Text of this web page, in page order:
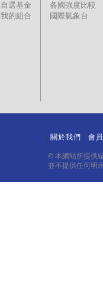
自選基金
我的組合
各國強度比較
國際氣象台
關於我們 會
© 本網站所提供
並不提供任何明